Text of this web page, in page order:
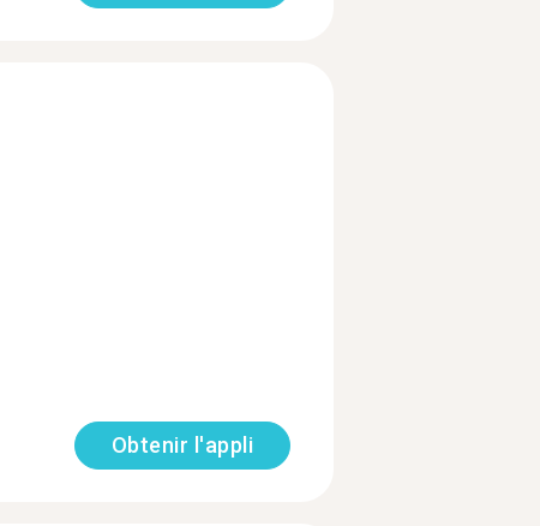
Obtenir l'appli